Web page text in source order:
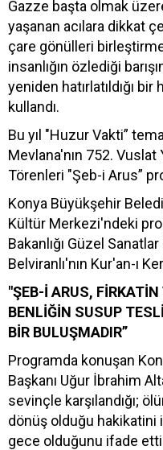
Gazze başta olmak
yaşanan acılara dikkat
çare gönülleri
insanlığın özlediği
yeniden hatırlatıldığı
kullandı.
Bu yıl "Huzur Vakti”
Mevlana'nın 752. Vuslat
Törenleri "Şeb-i Arus”
Konya Büyükşehir
Kültür Merkezi'ndeki
Bakanlığı Güzel
Belviranlı'nın Kur'an-ı
"ŞEB-İ ARUS,
BENLİĞİN SUSUP
BİR BULUŞMADIR”
Programda konuşan
Başkanı Uğur İbrahim
sevinçle karşılandığı;
dönüş olduğu
gece olduğunu ifade